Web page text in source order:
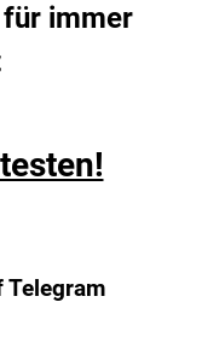
für immer
Telegram